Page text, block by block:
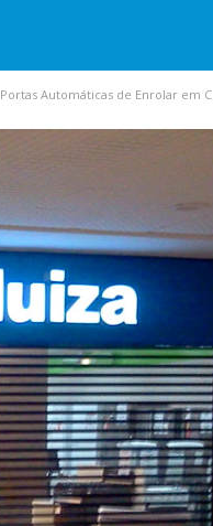
Portas Automáticas de Enrolar em Curitiba no Bairro Lindóia